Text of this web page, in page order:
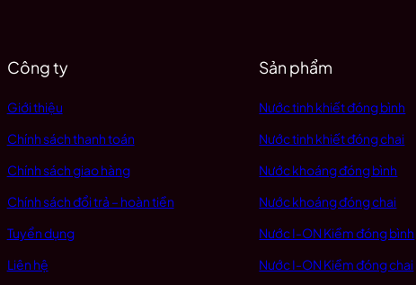
Công ty
Giới thiệu
Chính sách thanh toán
Chính sách giao hàng
Chính sách đổi trả – hoàn tiền
Tuyển dụng
Liên hệ
Sản phẩm
Nước tinh khiết đóng bình
Nước tinh khiết đóng chai
Nước khoáng đóng bình
Nước khoáng đóng chai
Nước I-ON Kiềm đóng bình
Nước I-ON Kiềm đóng chai